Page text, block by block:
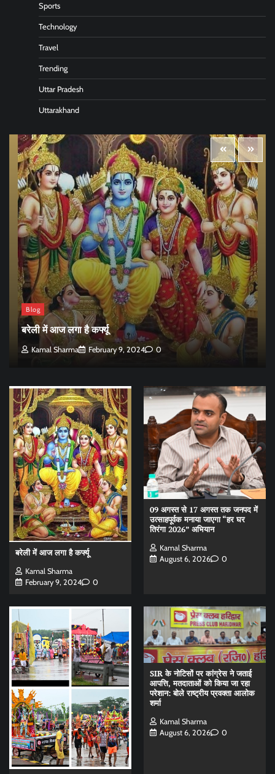
Sports
Technology
Travel
Trending
Uttar Pradesh
Uttarakhand
Blog
बरेली में आज लगा है कर्फ्यू
Kamal Sharma February 9, 2024 0
बरेली में आज लगा है कर्फ्यू
Kamal Sharma
February 9, 2024
0
09 अगस्त से 17 अगस्त तक जनपद में
उत्साहपूर्वक मनाया जाएगा “हर घर
तिरंगा 2026” अभियान
Kamal Sharma
August 6, 2026
0
SIR के नोटिसों पर कांग्रेस ने जताई
आपत्ति, मतदाताओं को किया जा रहा
परेशान: बोले राष्ट्रीय प्रवक्ता आलोक
शर्मा
Kamal Sharma
August 6, 2026
0